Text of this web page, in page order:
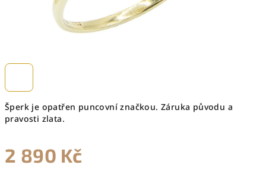
Šperk je opatřen puncovní značkou. Záruka původu a
pravosti zlata.
2 890 Kč